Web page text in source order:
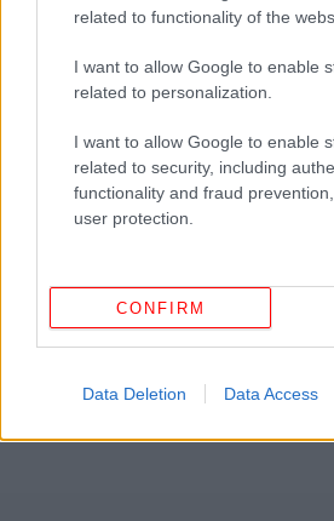
related to functionality of the
I want to allow Google to enable
related to personalization.
I want to allow Google to enable
related to security, including
functionality and fraud
user protection.
CONFIRM
Data Deletion Data Access
ΔΙΑΒΑΣΤΕ ΠΕΡΙΣΣΟΤΕΡΑ ΔΆΣΚΑΛΟΙ